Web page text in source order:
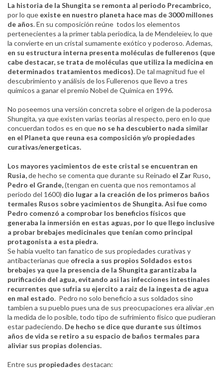
La historia de la Shungita se remonta al periodo Precambrico,
por lo que existe en nuestro planeta hace mas de 3000 millones
de años. En su composición reúne todos los elementos
pertenecientes a la primer tabla periodica, la de Mendeleïev, lo que
la convierte en un cristal sumamente exótico y poderoso. Ademas,
en su estructura interna presenta moléculas de fullerenos (que
cabe destacar, se trata de moléculas que utiliza la medicina en
determinados tratamientos medicos). De tal magnitud fue el
descubrimiento y análisis de los Fullerenos que llevo a tres
químicos a ganar el premio Nobel de Quimica en 1996.
No poseemos una versión concreta sobre el origen de la poderosa
Shungita, ya que existen varias teorías al respecto, pero en lo que
concuerdan todos es en que no se ha descubierto nada similar
en el Planeta que reuna esa composición y/o propiedades
curativas/energeticas.
Los mayores yacimientos de este cristal se encuentran en
Rusia,de hecho se comenta que durante su Reinado el Zar Ruso,
Pedro el Grande,(tengan en cuenta que nos remontamos al
periodo del 1600) dio lugar a la creación de los primeros baños
termales Rusos sobre yacimientos de Shungita. Asi fue como
Pedro comenzó a comprobar los beneficios físicos que
generaba la inmersión en estas aguas, por lo que llego inclusive
a probar brebajes medicinales que tenían como principal
protagonista a esta piedra.
Se había vuelto tan fanatico de sus propiedades curativas y
antibacterianas que ofrecia a sus propios Soldados estos
brebajes ya que la presencia de la Shungita garantizaba la
purificación del agua, evitando asi las infecciones intestinales
recurrentes que sufria su ejercito a raiz de la ingesta de agua
en mal estado. Pedro no solo beneficio a sus soldados sino
tambien a su pueblo pues una de sus preocupaciones era aliviar ,en
la medida de lo posible, todo tipo de sufrimiento físico que pudieran
estar padeciendo. De hecho se dice que durante sus últimos
años de vida se retiro a su espacio de baños termales para
aliviar sus propias dolencias.
Entre sus propiedades destacan: